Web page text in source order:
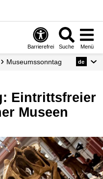
Barrierefrei Suche Menü
Museumssonntag de
Museen